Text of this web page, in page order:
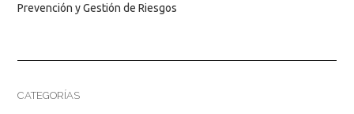
Prevención y Gestión de Riesgos
CATEGORÍAS